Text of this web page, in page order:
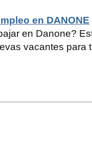
en DANONE
en Danone?
vacantes para